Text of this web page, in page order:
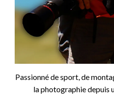
Passionné de sport, de
la photographie depuis